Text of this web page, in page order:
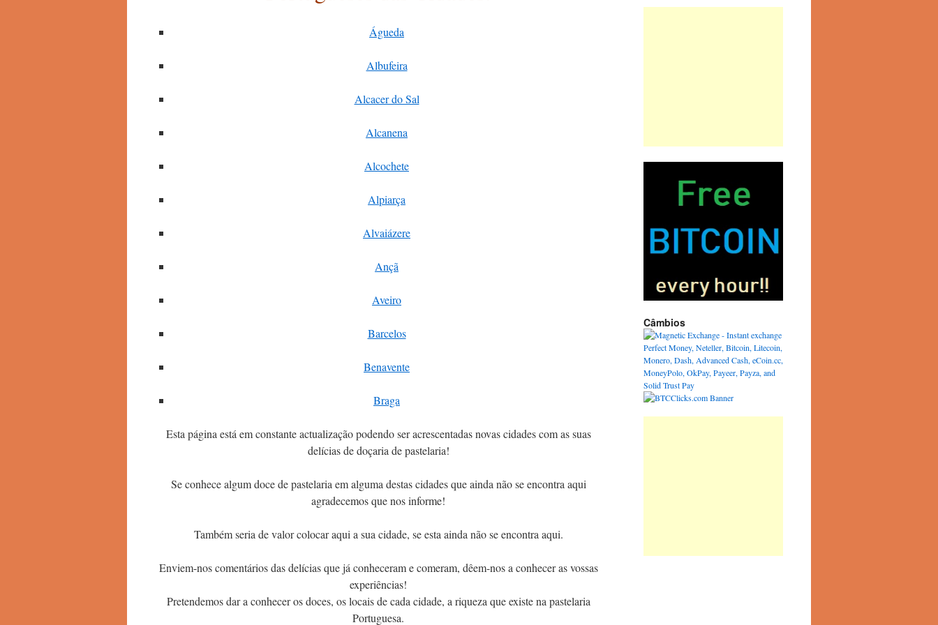
Águeda
Albufeira
Alcacer do Sal
Alcanena
Alcochete
Alpiarça
Alvaiázere
Ançã
Aveiro
Barcelos
Benavente
Braga
Esta página está em constante actualização podendo ser acrescentadas novas cidades com as suas
delícias de doçaria de pastelaria!
Se conhece algum doce de pastelaria em alguma destas cidades que ainda não se encontra aqui
agradecemos que nos informe!
Também seria de valor colocar aqui a sua cidade, se esta ainda não se encontra aqui.
Enviem-nos comentários das delícias que já conheceram e comeram, dêem-nos a conhecer as vossas
experiências!
Pretendemos dar a conhecer os doces, os locais de cada cidade, a riqueza que existe na pastelaria
Portuguesa.
Câmbios